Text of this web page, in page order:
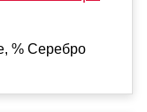
% Серебро